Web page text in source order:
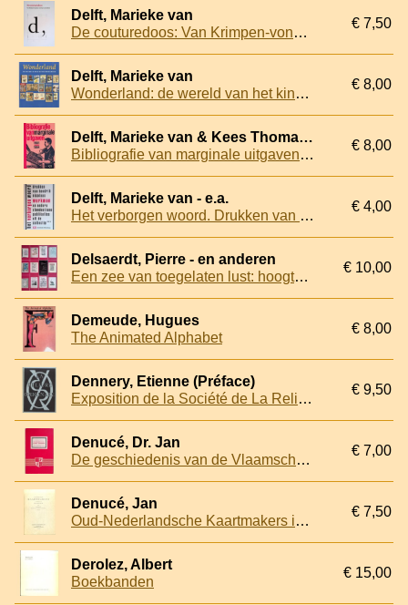
Delft, Marieke van
De couturedoos: Van Krimpen-vondsten voor Huis van het Boek
€ 7,50
Delft, Marieke van
Wonderland: de wereld van het kinderboek
€ 8,00
Delft, Marieke van & Kees Thomassen (samenstelling)
Bibliografie van marginale uitgaven 1981-1994
€ 8,00
Delft, Marieke van - e.a.
Het verborgen woord. Drukken van Henrik Nicolaas Werkman en andere clandestiene publikaties uit de collectie ***
€ 4,00
Delsaerdt, Pierre - en anderen
Een zee van toegelaten lust: hoogtepunten uit abdijbibliotheken in de provincie Antwerpen
€ 10,00
Demeude, Hugues
The Animated Alphabet
€ 8,00
Dennery, Etienne (Préface)
Exposition de la Société de La Reliure Originale pour le Xxe anniversaire de sa fondation
€ 9,50
Denucé, Dr. Jan
De geschiedenis van de Vlaamsche kaartsnijkunst
€ 7,00
Denucé, Jan
Oud-Nederlandsche Kaartmakers in Betrekking met Plantijn Deel II
€ 7,50
Derolez, Albert
Boekbanden
€ 15,00